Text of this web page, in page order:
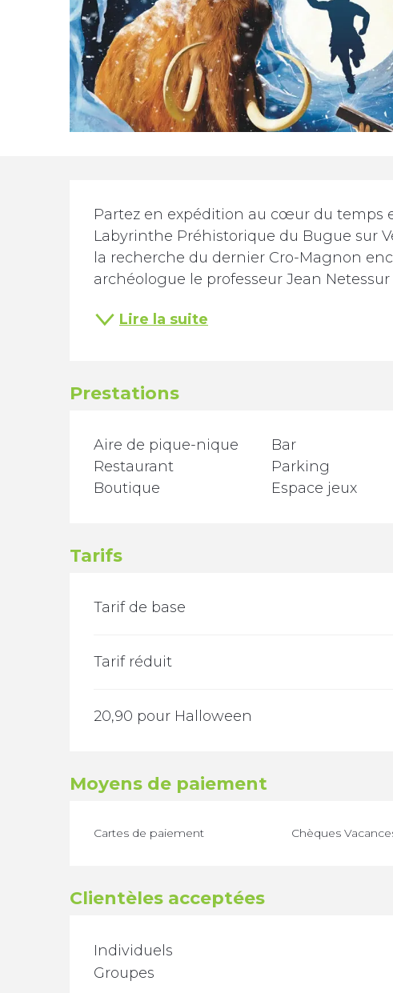
Description
Partez en expédition au cœur du temps
Labyrinthe Préhistorique du Bugue sur
la recherche du dernier Cro-Magnon
archéologue le professeur Jean
Lire la suite
Prestations
Aire de pique-nique Bar
Restaurant
Parking
Boutique
Espace jeux
Tarifs
TARIFS 2026
Tarif de base
Tarif réduit
20,90 pour Halloween
Moyens de paiement
Cartes de paiement Chèques
Clientèles acceptées
Individuels
Groupes